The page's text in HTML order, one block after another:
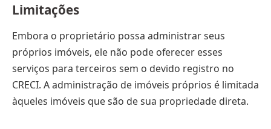
Limitações
Embora o proprietário possa administrar seus
próprios imóveis, ele não pode oferecer esses
serviços para terceiros sem o devido registro no
CRECI. A administração de imóveis próprios é limitada
àqueles imóveis que são de sua propriedade direta.